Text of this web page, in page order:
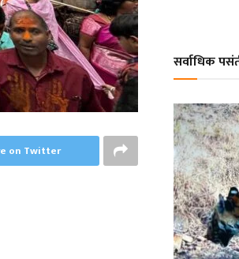
on Twitter
सर्वाधिक